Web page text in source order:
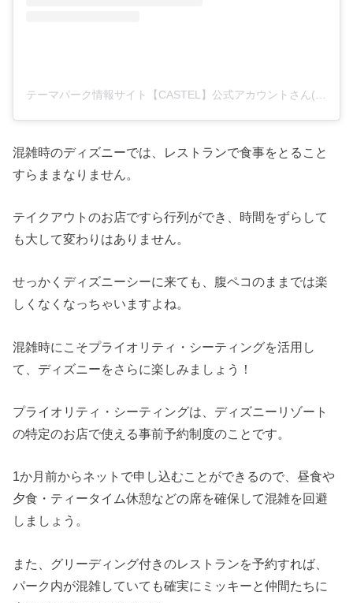
テーマパーク情報サイト【CASTEL】公式アカウントさん(@castel_jp)がシェアした投稿
混雑時のディズニーでは、レストランで食事をとること
すらままなりません。
テイクアウトのお店ですら行列ができ、時間をずらして
も大して変わりはありません。
せっかくディズニーシーに来ても、腹ペコのままでは楽
しくなくなっちゃいますよね。
混雑時にこそプライオリティ・シーティングを活用し
て、ディズニーをさらに楽しみましょう！
プライオリティ・シーティングは、ディズニーリゾート
の特定のお店で使える事前予約制度のことです。
1か月前からネットで申し込むことができるので、昼食や
夕食・ティータイム休憩などの席を確保して混雑を回避
しましょう。
また、グリーディング付きのレストランを予約すれば、
パーク内が混雑していても確実にミッキーと仲間たちに